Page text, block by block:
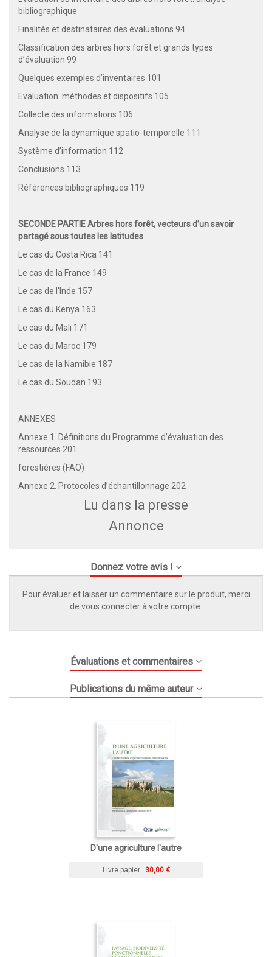
bibliographique
Finalités et destinataires des évaluations 94
Classification des arbres hors forêt et grands types
d’évaluation 99
Quelques exemples d’inventaires 101
Evaluation: méthodes et dispositifs 105
Collecte des informations 106
Analyse de la dynamique spatio-temporelle 111
Système d’information 112
Conclusions 113
Références bibliographiques 119
SECONDE PARTIE Arbres hors forêt, vecteurs d’un savoir
partagé sous toutes les latitudes
Le cas du Costa Rica 141
Le cas de la France 149
Le cas de l’Inde 157
Le cas du Kenya 163
Le cas du Mali 171
Le cas du Maroc 179
Le cas de la Namibie 187
Le cas du Soudan 193
ANNEXES
Annexe 1. Définitions du Programme d’évaluation des
ressources 201
forestières (FAO)
Annexe 2. Protocoles d’échantillonnage 202
Lu dans la presse
Annonce
Donnez votre avis !
Pour évaluer et laisser un commentaire sur le produit, merci
de vous connecter à votre compte.
Évaluations et commentaires
Publications du même auteur
D'une agriculture l'autre
Livre papier 30,00 €